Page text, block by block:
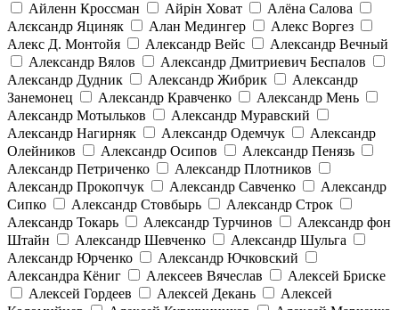
Айленн Кроссман
Айрін Ховат
Алёна Салова
Алєксандр Яциняк
Алан Медингер
Алекс Воргез
Алекс Д. Монтойя
Александр Вейс
Александр Вечный
Александр Вялов
Александр Дмитриевич Беспалов
Александр Дудник
Александр Жибрик
Александр
Занемонец
Александр Кравченко
Александр Мень
Александр Мотыльков
Александр Муравский
Александр Нагирняк
Александр Одемчук
Александр
Олейников
Александр Осипов
Александр Пенязь
Александр Петриченко
Александр Плотников
Александр Прокопчук
Александр Савченко
Александр
Сипко
Александр Стовбырь
Александр Строк
Александр Токарь
Александр Турчинов
Александр фон
Штайн
Александр Шевченко
Александр Шульга
Александр Юрченко
Александр Ючковский
Александра Кёниг
Алексеев Вячеслав
Алексей Бриске
Алексей Гордеев
Алексей Декань
Алексей